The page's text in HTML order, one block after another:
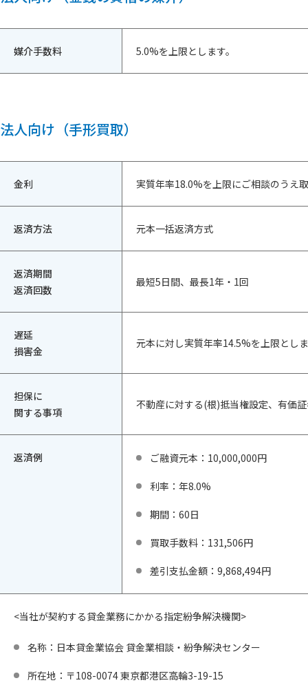
媒介手数料 5.0%を上限とします。
法人向け（手形買取）
金利 実質年率18.0%を上限にご相談のうえ
返済方法 元本一括返済方式
返済期間
返済回数
最短5日間、最長1年・1回
遅延
損害金
元本に対し実質年率14.5%を上限とし
担保に
関する事項
不動産に対する(根)抵当権設定、有価
返済例 ご融資元本：10,000,000円
利率：年8.0%
期間：60日
買取手数料：131,506円
差引支払金額：9,868,494円
<当社が契約する貸金業務にかかる指定紛争解決機関>
名称：日本貸金業協会 貸金業相談・紛争解決センター
所在地：〒108-0074 東京都港区高輪3-19-15